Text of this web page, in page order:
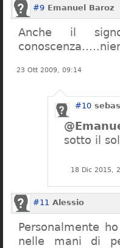
#9 Emanuel Baroz
Anche il
23 Ott 2009, 09:14
#10
sotto il
18 Dic 2015,
#11 Alessio
Personalmente
nelle mani di